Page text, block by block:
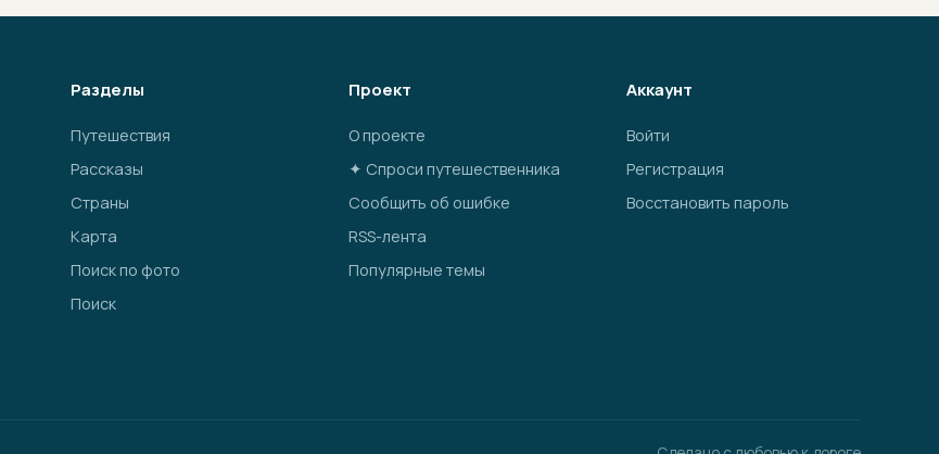
Разделы
Путешествия
Рассказы
Страны
Карта
Поиск по фото
Поиск
Проект
О проекте
✦ Спроси путешественника
Сообщить об ошибке
RSS-лента
Популярные темы
Аккаунт
Войти
Регистрация
Восстановить пароль